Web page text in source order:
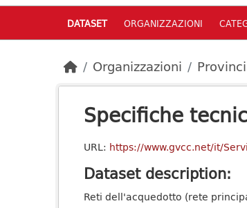
DATASET ORGANIZZAZIONI
Organizzazioni
Specifiche
URL: https://www.gvcc.net/it/
Dataset description:
Reti dell'acquedotto (rete